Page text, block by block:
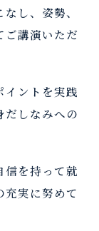
し、姿勢、
ご講演いただ
イントを実践
だしなみへの
信を持って就
充実に努めて